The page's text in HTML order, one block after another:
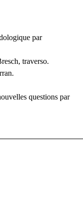
par
traverso.
questions par